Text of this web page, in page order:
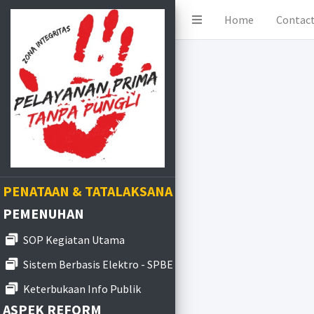
Home
PENATAAN & TATALAKSANA
PEMENUHAN
SOP Kegiatan Utama
Sistem Berbasis Elektro - SPBE
Keterbukaan Info Publik
ASPEK REFORM